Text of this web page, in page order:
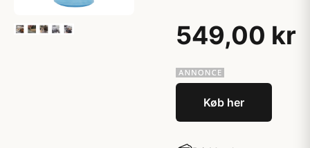
549,00 kr
Køb her